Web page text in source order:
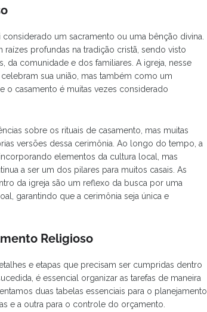
um sacramento ou uma bênção divina.
profundas na tradição cristã, sendo visto
comunidade e dos familiares. A igreja, nesse
sua união, mas também como um
o casamento é muitas vezes considerado
sobre os rituais de casamento, mas muitas
versões dessa cerimônia. Ao longo do tempo, a
elementos da cultura local, mas
a ser um dos pilares para muitos casais. As
da igreja são um reflexo da busca por uma
garantindo que a cerimônia seja única e
Religioso
e etapas que precisam ser cumpridas dentro
é essencial organizar as tarefas de maneira
duas tabelas essenciais para o planejamento
e a outra para o controle do orçamento.